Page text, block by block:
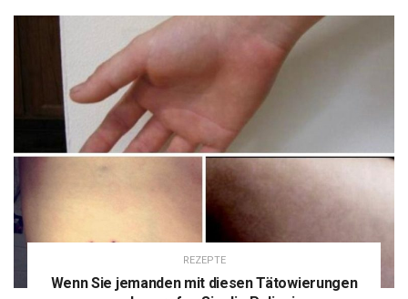
REZEPTE
Wenn Sie jemanden mit diesen Tätowierungen